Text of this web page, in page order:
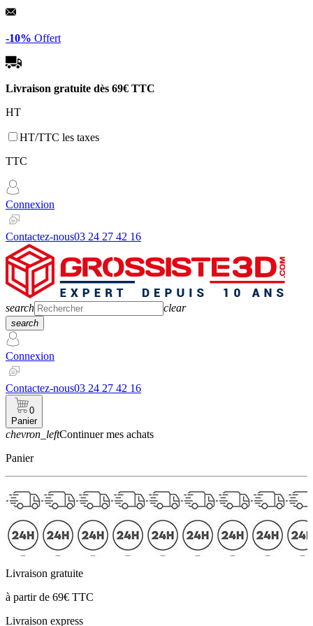
Panneau de gestion des cookies
-10% Offert
Livraison gratuite dès 69€ TTC
HT
HT/TTC les taxes
TTC
Connexion
Contactez-nous03 24 27 42 16
search clear
search
Connexion
Contactez-nous03 24 27 42 16
0
Panier
chevron_leftContinuer mes achats
Panier
Livraison gratuite
à partir de 69€ TTC
Livraison express